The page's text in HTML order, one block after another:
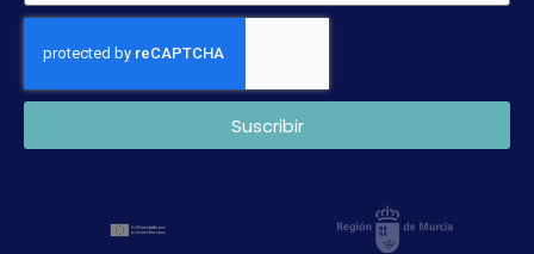
Suscribir